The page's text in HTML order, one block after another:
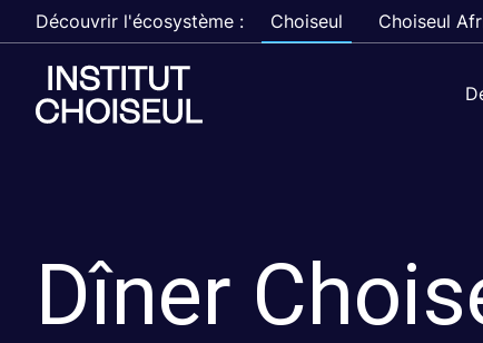
Découvrir l'écosystème : Choiseul Choiseul
Dîner